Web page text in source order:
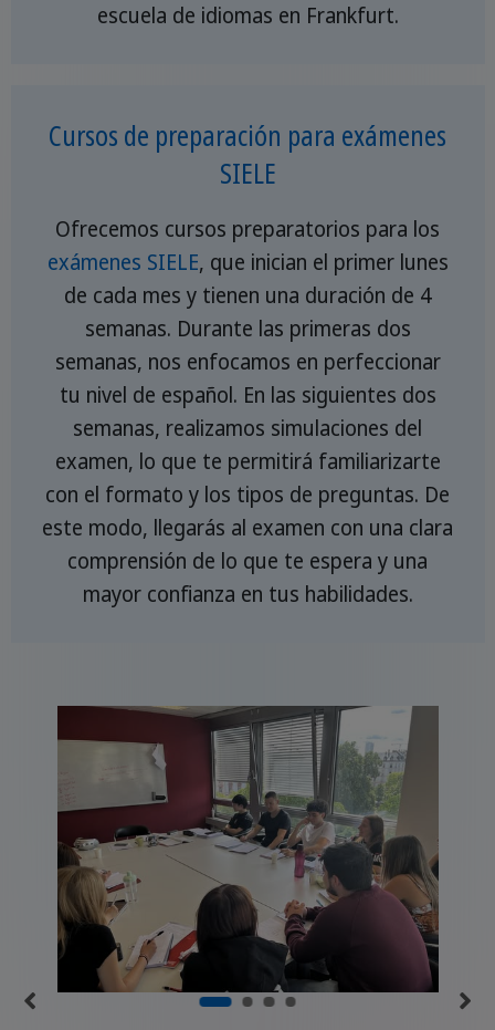
escuela de idiomas en Frankfurt.
Cursos de preparación para exámenes
SIELE
Ofrecemos cursos preparatorios para los
exámenes SIELE, que inician el primer lunes
de cada mes y tienen una duración de 4
semanas. Durante las primeras dos
semanas, nos enfocamos en perfeccionar
tu nivel de español. En las siguientes dos
semanas, realizamos simulaciones del
examen, lo que te permitirá familiarizarte
con el formato y los tipos de preguntas. De
este modo, llegarás al examen con una clara
comprensión de lo que te espera y una
mayor confianza en tus habilidades.